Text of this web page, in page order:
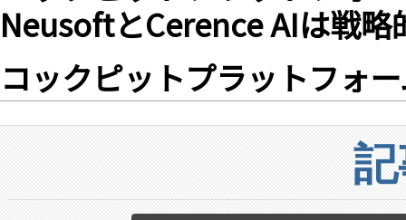
NeusoftとCerence AIは戦
コックピットプラットフォ